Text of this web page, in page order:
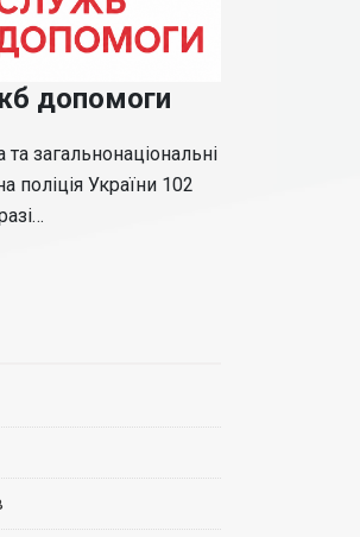
допомоги
загальнонаціональні
поліція України 102